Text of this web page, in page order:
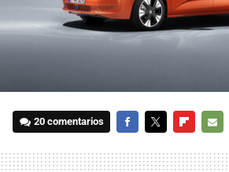
20 comentarios
MAIL